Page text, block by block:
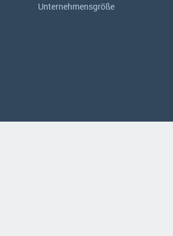
Unternehmensgröße